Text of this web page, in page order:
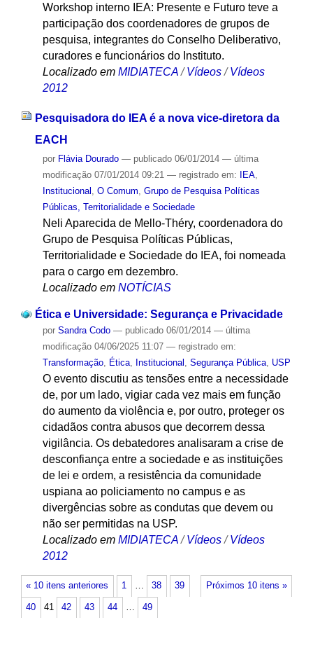
Workshop interno IEA: Presente e Futuro teve a
participação dos coordenadores de grupos de
pesquisa, integrantes do Conselho Deliberativo,
curadores e funcionários do Instituto.
Localizado em MIDIATECA /Vídeos /Vídeos
2012
Pesquisadora do IEA é a nova vice-diretora da
EACH
por Flávia Dourado — publicado06/01/2014 — última
modificação07/01/2014 09:21 — registrado em: IEA,
Institucional O Comum Grupo de Pesquisa Políticas
Públicas, Territorialidade e Sociedade
Neli Aparecida de Mello-Théry, coordenadora do
Grupo de Pesquisa Políticas Públicas,
Territorialidade e Sociedade do IEA, foi nomeada
para o cargo em dezembro.
Localizado em NOTÍCIAS
Ética e Universidade: Segurança e Privacidade
por Sandra Codo — publicado06/01/2014 — última
modificação04/06/2025 11:07 — registrado em:
Transformação, Ética, Institucional , Segurança Pública, USP
O evento discutiu as tensões entre a necessidade
de, por um lado, vigiar cada vez mais em função
do aumento da violência e, por outro, proteger os
cidadãos contra abusos que decorrem dessa
vigilância. Os debatedores analisaram a crise de
desconfiança entre a sociedade e as instituições
de lei e ordem, a resistência da comunidade
uspiana ao policiamento no campus e as
divergências sobre as condutas que devem ou
não ser permitidas na USP.
Localizado em MIDIATECA /Vídeos /Vídeos
2012
« 10 itens anteriores Próximos 10 itens »
1 … 38 39
40 41 42 43 44 … 49